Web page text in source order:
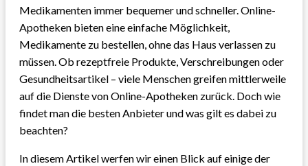
Medikamenten immer bequemer und schneller. Online-
Apotheken bieten eine einfache Möglichkeit,
Medikamente zu bestellen, ohne das Haus verlassen zu
müssen. Ob rezeptfreie Produkte, Verschreibungen oder
Gesundheitsartikel – viele Menschen greifen mittlerweile
auf die Dienste von Online-Apotheken zurück. Doch wie
findet man die besten Anbieter und was gilt es dabei zu
beachten?
In diesem Artikel werfen wir einen Blick auf einige der